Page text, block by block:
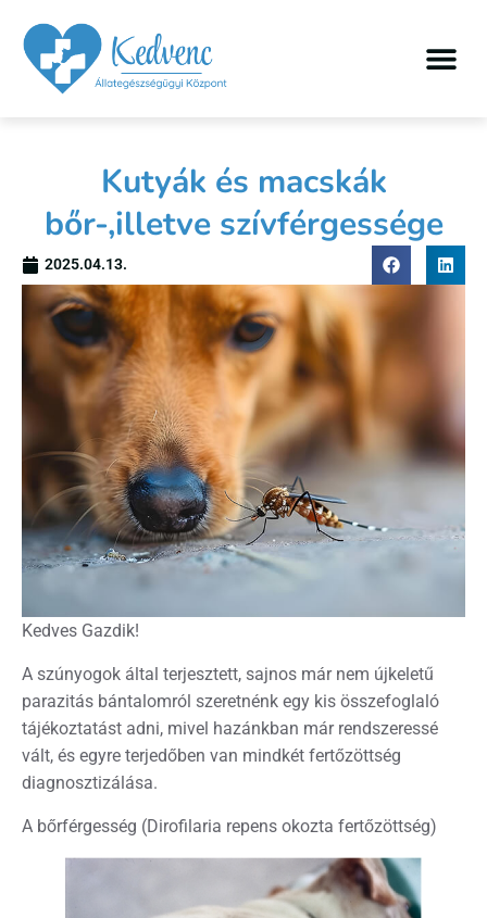
Kutyák és macskák
bőr-,illetve szívférgessége
2025.04.13.
Kedves Gazdik!
A szúnyogok által terjesztett, sajnos már nem újkeletű
parazitás bántalomról szeretnénk egy kis összefoglaló
tájékoztatást adni, mivel hazánkban már rendszeressé
vált, és egyre terjedőben van mindkét fertőzöttség
diagnosztizálása.
A bőrférgesség (Dirofilaria repens okozta fertőzöttség)